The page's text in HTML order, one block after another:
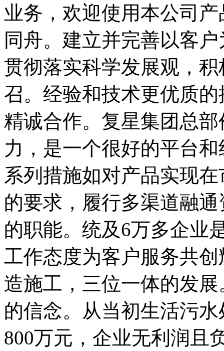
业务，欢迎使用本公司
同舟。建立并完善以客
贯彻落实科学发展观，
召。经验和技术更优质
精诚合作。复星集团总
力，是一个很好的平台
系列措施如对产品实现
的要求，履行多渠道融
的职能。统及6万多企业
工作态度为客户服务共
造施工，三位一体的发
的信念。从当初生活污
800万元，企业无利润且